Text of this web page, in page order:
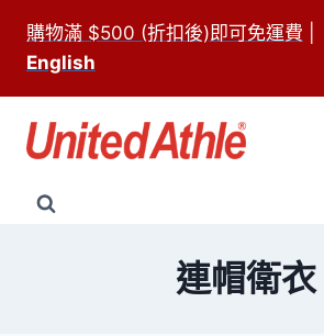
content
購物滿 $500 (折扣後)即可免運費
English
連帽衛衣